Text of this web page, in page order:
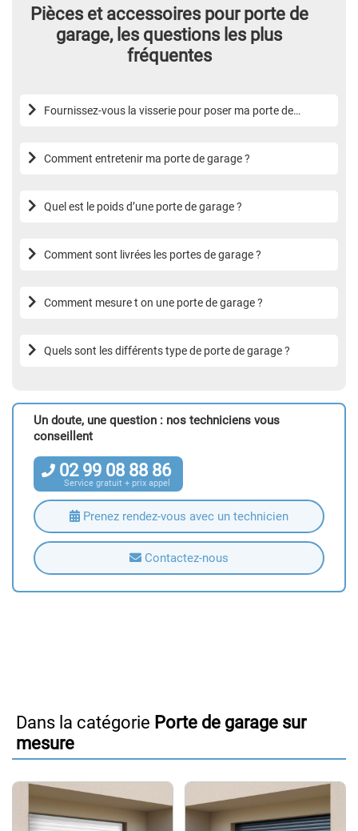
Pièces et accessoires pour porte de
garage, les questions les plus
fréquentes
Fournissez-vous la visserie pour poser ma porte de
Comment entretenir ma porte de garage ?
Quel est le poids d’une porte de garage ?
Comment sont livrées les portes de garage ?
Comment mesure t on une porte de garage ?
Quels sont les différents type de porte de garage ?
Un doute, une question : nos techniciens vous
conseillent
02 99 08 88 86
Service gratuit + prix appel
Prenez rendez-vous avec un technicien
Contactez-nous
Dans la catégorie Porte de garage sur
mesure